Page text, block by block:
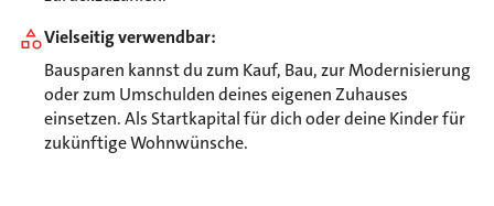
Vielseitig verwendbar:
Bausparen kannst du zum Kauf, Bau, zur Modernisierung
oder zum Umschulden deines eigenen Zuhauses
einsetzen. Als Startkapital für dich oder deine Kinder für
zukünftige Wohnwünsche.